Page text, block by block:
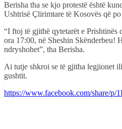
Berisha tha se kjo protestë është
Ushtrisë Çlirimtare të Kosovës që
“I ftoj të gjithë qytetarët e Prishtinës
ora 17:00, në Sheshin Skënderbeu!
ndryshohet”, tha Berisha.
Ai tutje shkroi se të gjitha legjionet
gushtit.
https://www.facebook.com/share/p/